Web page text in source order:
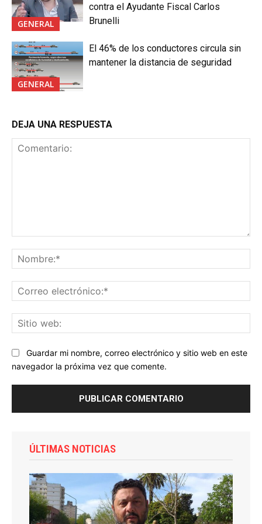
GENERAL
contra el Ayudante Fiscal Carlos
Brunelli
GENERAL
El 46% de los conductores circula sin
mantener la distancia de seguridad
DEJA UNA RESPUESTA
Guardar mi nombre, correo electrónico y sitio web en este
navegador la próxima vez que comente.
ÚLTIMAS NOTICIAS